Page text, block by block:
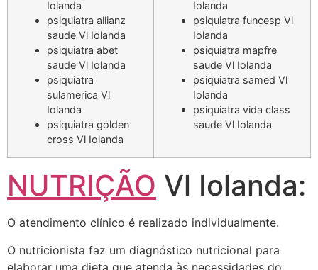
Iolanda
psiquiatra allianz
saude Vl Iolanda
psiquiatra abet
saude Vl Iolanda
psiquiatra
sulamerica Vl
Iolanda
psiquiatra golden
cross Vl Iolanda
Iolanda
psiquiatra funcesp Vl
Iolanda
psiquiatra mapfre
saude Vl Iolanda
psiquiatra samed Vl
Iolanda
psiquiatra vida class
saude Vl Iolanda
NUTRIÇÃO Vl Iolanda:
O atendimento clínico é realizado individualmente.
O nutricionista faz um diagnóstico nutricional para
elaborar uma dieta que atenda às necessidades do